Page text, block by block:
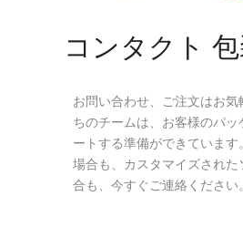
コンタクト
お問い合わせ、ご注文はお
ちのチームは、お客様のパ
ートする準備ができていま
場合も、カスタマイズされ
合も、今すぐご連絡ください。